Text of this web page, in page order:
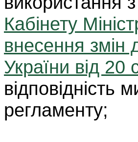
Кабінету
внесення змін
України від
відповідність
регламенту;